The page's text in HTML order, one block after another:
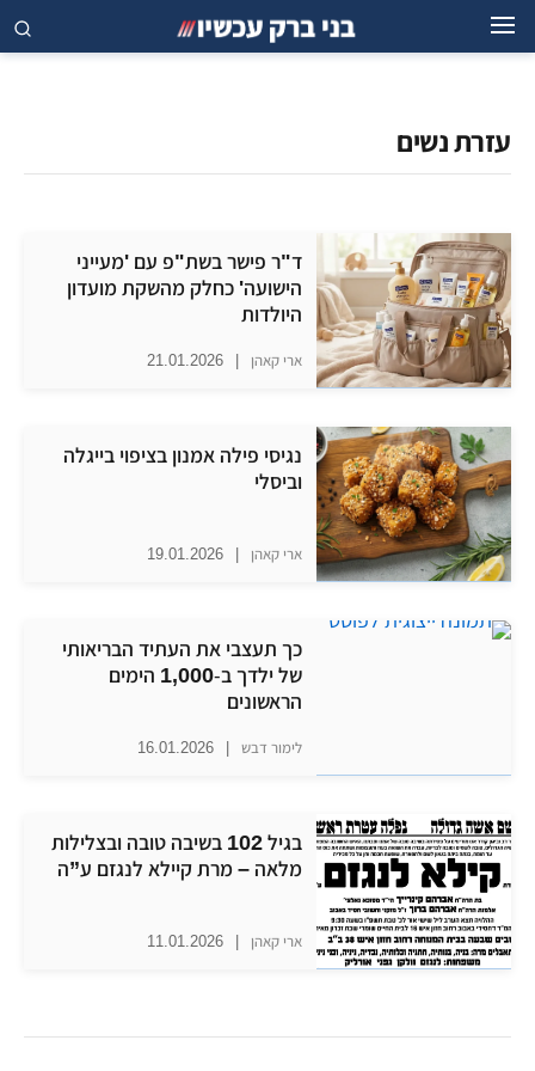
עזרת נשים
ד"ר פישר בשת"פ עם 'מעייני
הישועה' כחלק מהשקת מועדון
היולדות
ארי קאהן |
21.01.2026
נגיסי פילה אמנון בציפוי בייגלה
וביסלי
ארי קאהן |
19.01.2026
כך תעצבי את העתיד הבריאותי
של ילדך ב-1,000 הימים
הראשונים
לימור דבש |
16.01.2026
בגיל 102 בשיבה טובה ובצלילות
מלאה – מרת קיילא לנגזם ע”ה
ארי קאהן |
11.01.2026